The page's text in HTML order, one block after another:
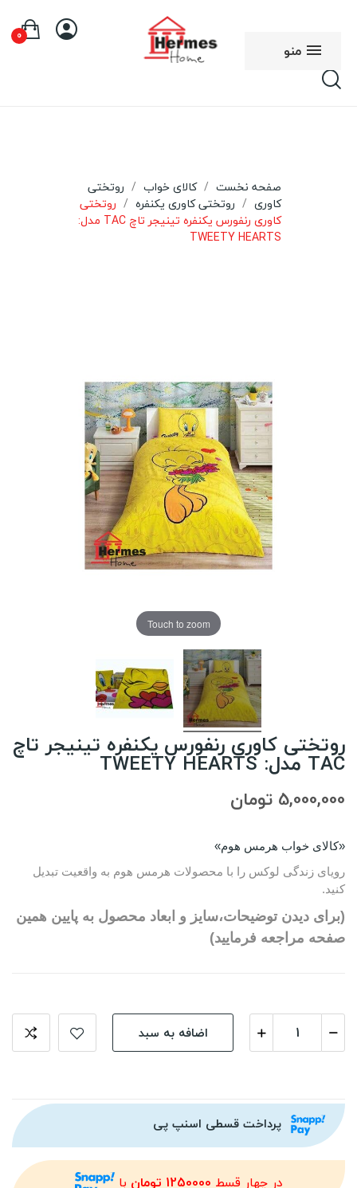
منو
0
صفحه نخست کالای خواب
روتختی
کاوری
روتختی کاوری یکنفره
روتختی
کاوری رنفورس یکنفره تینیجر تاچ TAC مدل:
TWEETY HEARTS
Touch to zoom
روتختی کاوری رنفورس یکنفره تینیجر تاچ
TAC مدل: TWEETY HEARTS
5,000,000 تومان
«کالای خواب هرمس هوم»
رویای زندگی لوکس را با محصولات هرمس هوم به واقعیت تبدیل
کنید.
(برای دیدن توضیحات،سایز و ابعاد محصول به پایین همین
صفحه مراجعه فرمایید)
اضافه به سبد
پرداخت قسطی اسنپ پی
در چهار قسط 1250000 تومان با